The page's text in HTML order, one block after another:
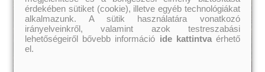
érdekében sütiket (cookie), illetve egyéb technológiákat
alkalmazunk. A sütik használatára vonatkozó
irányelveinkről, valamint azok testreszabási
lehetőségeiről bővebb információ ide kattintvaérhető
el.